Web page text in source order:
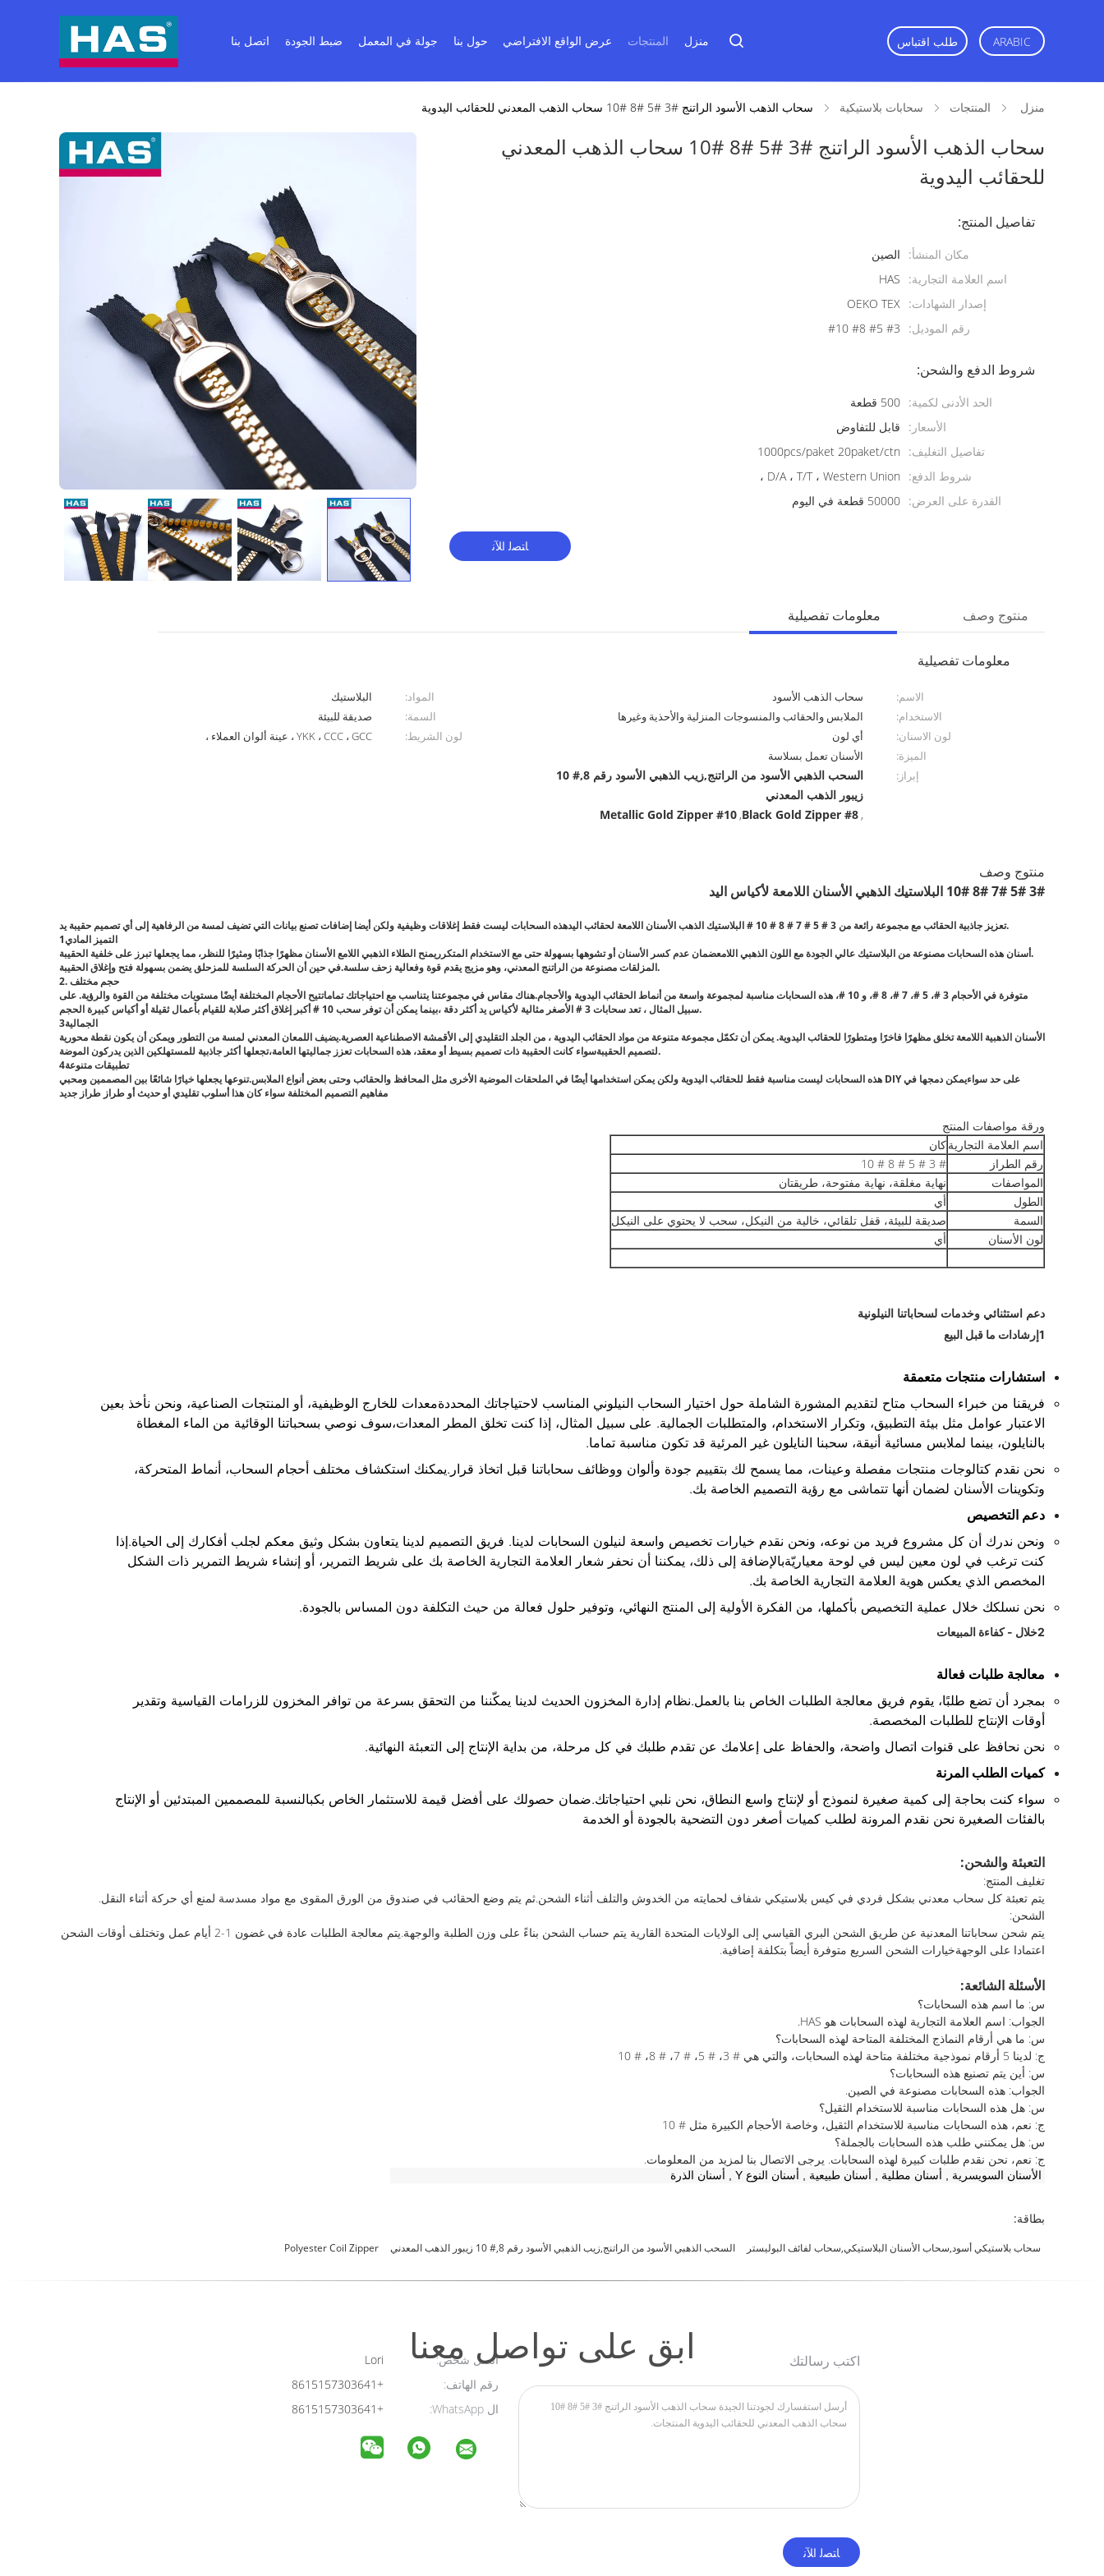
منزل المنتجات عرض الواقع الافتراضي حول بنا جولة في المعمل ضبط الجودة اتصل بنا طلب اقتباس ARABIC
منزل المنتجات سحابات بلاستيكية سحاب الذهب الأسود الراتنج #3 #5 #8 #10 سحاب الذهب المعدني للحقائب اليدوية
سحاب الذهب الأسود الراتنج #3 #5 #8 #10 سحاب الذهب المعدني
للحقائب اليدوية
تفاصيل المنتج:
مكان المنشأ:
الصين
اسم العلامة التجارية:
HAS
إصدار الشهادات: OEKO TEX
رقم الموديل:
#3 #5 #8 #10
شروط الدفع والشحن:
الحد الأدنى لكمية: 500 قطعة
الأسعار:
قابل للتفاوض
تفاصيل التغليف:
1000pcs/paket 20paket/ctn
شروط الدفع:
D/A ، T/T ، Western Union ،
القدرة على العرض: 50000 قطعة في اليوم
ﺎﺘﺼﻟ ﺍﻶﻧ
معلومات تفصيلية منتوج وصف
معلومات تفصيلية
الاسم: سحاب الذهب الأسود المواد:
البلاستيك
الاستخدام:
الملابس والحقائب والمنسوجات المنزلية والأحذية وغيرها السمة:
صديقة للبيئة
لون الاسنان:
أي لون لون الشريط:
YKK ، CCC ، GCC ، عينة ألوان العملاء ،
الميزة:
الأسنان تعمل بسلاسة
إبراز:
السحب الذهبي الأسود من الراتنج,زيب الذهبي الأسود رقم 8,# 10
زيبور الذهب المعدني
,
Black Gold Zipper #8
,
#10 Metallic Gold Zipper
منتوج وصف
3# 5# 7# 8# 10# البلاستيك الذهبي الأسنان اللامعة لأكياس اليد
تعزيز جاذبية الحقائب مع مجموعة رائعة من 3 # 5 # 7 # 8 # 10 # البلاستيك الذهب الأسنان اللامعة لحقائب اليدهذه السحابات ليست فقط إغلاقات وظيفية ولكن أيضا إضافات تصنع بيانات التي تضيف لمسة من الرفاهية إلى أي تصميم حقيبة يد.
1التميز المادي
أسنان هذه السحابات مصنوعة من البلاستيك عالي الجودة مع اللون الذهبي اللامعضمان عدم كسر الأسنان أو تشوهها بسهولة حتى مع الاستخدام المتكرريمنح الطلاء الذهبي اللامع الأسنان مظهرًا جذابًا ومثيرًا للنظر، مما يجعلها تبرز على خلفية الحقيبة.
المزلقات مصنوعة من الراتنج المعدني، وهو مزيج يقدم قوة وفعالية زحف سلسة.في حين أن الحركة السلسة للمزحلق يضمن بسهولة فتح وإغلاق الحقيبة.
2. حجم مختلف
متوفرة في الأحجام 3 #، 5 #، 7 #، 8 #، و 10 #، هذه السحابات مناسبة لمجموعة واسعة من أنماط الحقائب اليدوية والأحجام.هناك مقاس في مجموعتنا يتناسب مع احتياجاتك تماماتتيح الأحجام المختلفة أيضًا مستويات مختلفة من القوة والرؤية. على
سبيل المثال ، تعد سحابات 3 # الأصغر مثالية لأكياس يد أكثر دقة ،بينما يمكن أن توفر سحب 10 # أكبر إغلاق أكثر صلابة للقيام بأعمال ثقيلة أو أكياس كبيرة الحجم.
3الجمالية
الأسنان الذهبية اللامعة تخلق مظهرًا فاخرًا ومتطورًا للحقائب اليدوية. يمكن أن تكمّل مجموعة متنوعة من مواد الحقائب اليدوية ، من الجلد التقليدي إلى الأقمشة الاصطناعية العصرية.يضيف اللمعان المعدني لمسة من التطور ويمكن أن يكون نقطة محورية
لتصميم الحقيبةسواء كانت الحقيبة ذات تصميم بسيط أو معقد، هذه السحابات تعزز جماليتها العامة،تجعلها أكثر جاذبية للمستهلكين الذين يدركون الموضة.
4تطبيقات متنوعة
هذه السحابات ليست مناسبة فقط للحقائب اليدوية ولكن يمكن استخدامها أيضًا في الملحقات الموضية الأخرى مثل المحافظ والحقائب وحتى بعض أنواع الملابس.تنوعها يجعلها خيارًا شائعًا بين المصممين ومحبي DIY على حد سواءيمكن دمجها في
مفاهيم التصميم المختلفة سواء كان هذا أسلوب تقليدي أو حديث أو طراز طراز جديد
ورقة مواصفات المنتج
اسم العلامة التجاريةكان
رقم الطراز
# 3 # 5 # 8 # 10
المواصفات
نهاية مغلقة، نهاية مفتوحة، طريقتان
الطول
أي
السمة
صديقة للبيئة، قفل تلقائي، خالية من النيكل، سحب لا يحتوي على النيكل
لون الأسنان
أي
دعم استثنائي وخدمات لسحاباتنا النيلونية
1إرشادات ما قبل البيع
استشارات منتجات متعمقة
فريقنا من خبراء السحاب متاح لتقديم المشورة الشاملة حول اختيار السحاب النيلوني المناسب لاحتياجاتك المحددةمعدات للخارج الوظيفية، أو المنتجات الصناعية، ونحن نأخذ بعين
الاعتبار عوامل مثل بيئة التطبيق، وتكرار الاستخدام، والمتطلبات الجمالية. على سبيل المثال، إذا كنت تخلق المطر المعدات،سوف نوصي بسحباتنا الوقائية من الماء المغطاة
بالنايلون، بينما لملابس مسائية أنيقة، سحبنا النايلون غير المرئية قد تكون مناسبة تماما.
نحن نقدم كتالوجات منتجات مفصلة وعينات، مما يسمح لك بتقييم جودة وألوان ووظائف سحاباتنا قبل اتخاذ قرار.يمكنك استكشاف مختلف أحجام السحاب، أنماط المتحركة،
وتكوينات الأسنان لضمان أنها تتماشى مع رؤية التصميم الخاصة بك.
دعم التخصيص
ونحن ندرك أن كل مشروع فريد من نوعه، ونحن نقدم خيارات تخصيص واسعة لنيلون السحابات لدينا. فريق التصميم لدينا يتعاون بشكل وثيق معكم لجلب أفكارك إلى الحياة.إذا
كنت ترغب في لون معين ليس في لوحة معياريّةبالإضافة إلى ذلك، يمكننا أن نحفر شعار العلامة التجارية الخاصة بك على شريط التمرير، أو إنشاء شريط التمرير ذات الشكل
المخصص الذي يعكس هوية العلامة التجارية الخاصة بك.
نحن نسلكك خلال عملية التخصيص بأكملها، من الفكرة الأولية إلى المنتج النهائي، وتوفير حلول فعالة من حيث التكلفة دون المساس بالجودة.
2خلال - كفاءة المبيعات
معالجة طلبات فعالة
بمجرد أن تضع طلبًا، يقوم فريق معالجة الطلبات الخاص بنا بالعمل.نظام إدارة المخزون الحديث لدينا يمكّننا من التحقق بسرعة من توافر المخزون للزرامات القياسية وتقدير
أوقات الإنتاج للطلبات المخصصة.
نحن نحافظ على قنوات اتصال واضحة، والحفاظ على إعلامك عن تقدم طلبك في كل مرحلة، من بداية الإنتاج إلى التعبئة النهائية.
كميات الطلب المرنة
سواء كنت بحاجة إلى كمية صغيرة لنموذج أو لإنتاج واسع النطاق، نحن نلبي احتياجاتك.ضمان حصولك على أفضل قيمة للاستثمار الخاص بكبالنسبة للمصممين المبتدئين أو الإنتاج
بالفئات الصغيرة نحن نقدم المرونة لطلب كميات أصغر دون التضحية بالجودة أو الخدمة
التعبئة والشحن:
تغليف المنتج:
يتم تعبئة كل سحاب معدني بشكل فردي في كيس بلاستيكي شفاف لحمايته من الخدوش والتلف أثناء الشحن.ثم يتم وضع الحقائب في صندوق من الورق المقوى مع مواد مسدسة لمنع أي حركة أثناء النقل.
الشحن:
يتم شحن سحاباتنا المعدنية عن طريق الشحن البري القياسي إلى الولايات المتحدة القارية يتم حساب الشحن بناءً على وزن الطلبة والوجهة.يتم معالجة الطلبات عادة في غضون 1-2 أيام عمل وتختلف أوقات الشحن
اعتمادا على الوجهةخيارات الشحن السريع متوفرة أيضاً بتكلفة إضافية.
الأسئلة الشائعة:
س: ما اسم هذه السحابات؟
الجواب: اسم العلامة التجارية لهذه السحابات هو HAS.
س: ما هي أرقام النماذج المختلفة المتاحة لهذه السحابات؟
ج: لدينا 5 أرقام نموذجية مختلفة متاحة لهذه السحابات، والتي هي # 3، # 5، # 7، # 8، # 10
س: أين يتم تصنيع هذه السحابات؟
الجواب: هذه السحابات مصنوعة في الصين.
س: هل هذه السحابات مناسبة للاستخدام الثقيل؟
ج: نعم، هذه السحابات مناسبة للاستخدام الثقيل، وخاصة الأحجام الكبيرة مثل # 10
س: هل يمكنني طلب هذه السحابات بالجملة؟
ج: نعم، نحن نقدم طلبات كبيرة لهذه السحابات. يرجى الاتصال بنا لمزيد من المعلومات.
الأسنان السويسرية , أسنان مطلية , أسنان طبيعية , أسنان النوع Y , أسنان الذرة
بطاقة:
سحاب بلاستيكي أسود,سحاب الأسنان البلاستيكي,سحاب لفائف البوليستر السحب الذهبي الأسود من الراتنج,زيب الذهبي الأسود رقم 8,# 10 زيبور الذهب المعدني Polyester Coil Zipper
ابق على تواصل معنا
اتصل شخص:
رقم الهاتف:
+8615157303641
ال WhatsApp:
+8615157303641
اكتب رسالتك